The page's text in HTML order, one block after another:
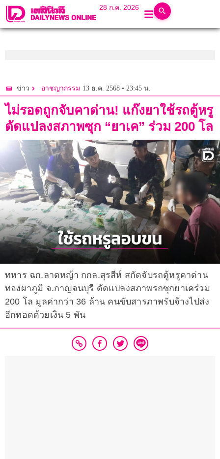
28 ก.ค. 2026
ข่าว อาชญากรรม 13 ธ.ค. 2568 • 23:45 น.
ไม่รอดถูกจับคาด่าน! แก๊งยาใช้รถตู้หรู
ดัดแปลงสภาพซุก “ยาเค” ร่วม 200 โล
ทหาร ฉก.ลาดหญ้า กกล.สุรสีห์ สกัดจับรถตู้หรูคาด่าน
ทองผาภูมิ จ.กาญจนบุรี ดัดแปลงสภาพรถซุกยาเคร่วม
200 โล มูลค่ากว่า 36 ล้าน คนขับสารภาพรับจ้างไปส่ง
อีกทอดด้วยเงิน 5 พัน